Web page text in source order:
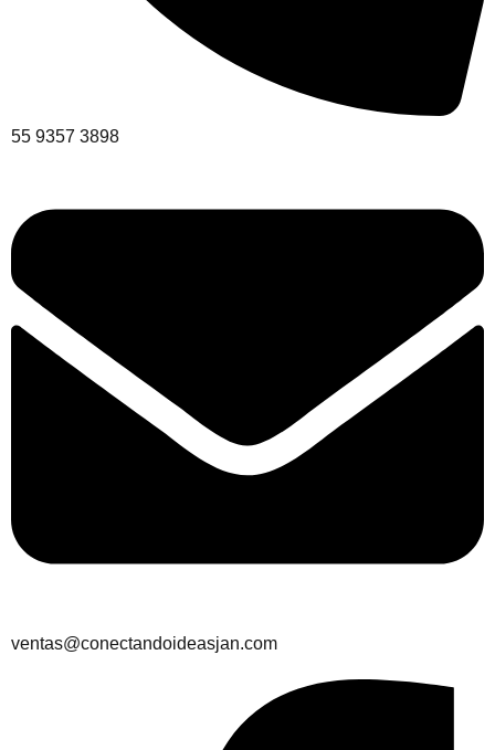
55 9357 3898
ventas@conectandoideasjan.com